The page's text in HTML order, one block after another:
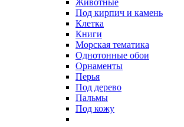
Животные
Под кирпич и камень
Клетка
Книги
Морская тематика
Однотонные обои
Орнаменты
Перья
Под дерево
Пальмы
Под кожу